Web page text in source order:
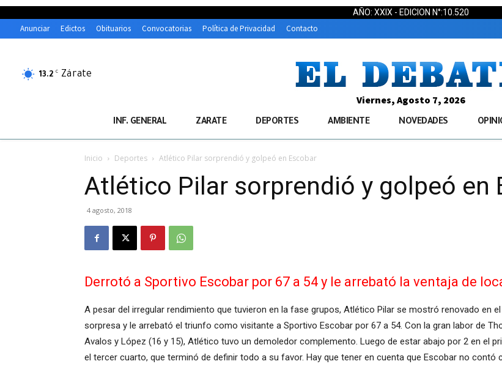
AÑO: XXIX - EDICION N°:10.520
Anunciar Edictos Obituarios Convocatorias Política de Privacidad Contacto
13.2 C Zárate
Viernes, Agosto 7, 2026
INF. GENERAL ZARATE DEPORTES AMBIENTE NOVEDADES
Inicio Deportes Atlético Pilar sorprendió y golpeó en Escobar
Atlético Pilar sorprendió y golpeó en
4 agosto, 2018
Derrotó a Sportivo Escobar por 67 a 54 y le arrebató la ventaja de
A pesar del irregular rendimiento que tuvieron en la fase grupos, Atlético Pilar se mostró renovado en
sorpresa y le arrebató el triunfo como visitante a Sportivo Escobar por 67 a 54. Con la gran labor de
Avalos y López (16 y 15), Atlético tuvo un demoledor complemento. Luego de estar abajo por 2 en el
el tercer cuarto, que terminó de definir todo a su favor. Hay que tener en cuenta que Escobar no contó